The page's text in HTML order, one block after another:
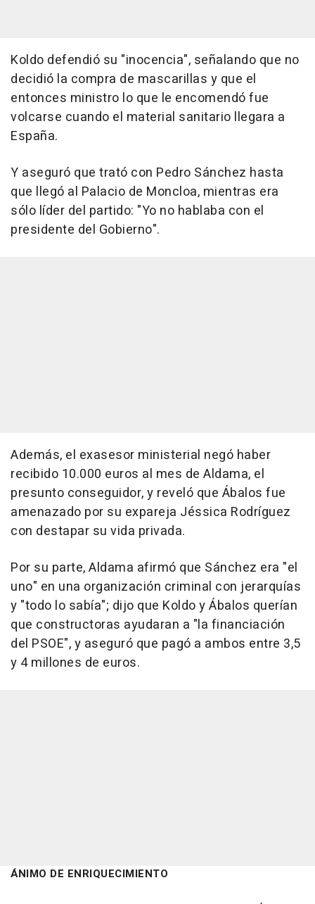
Koldo defendió su "inocencia", señalando que no
decidió la compra de mascarillas y que el
entonces ministro lo que le encomendó fue
volcarse cuando el material sanitario llegara a
España.
Y aseguró que trató con Pedro Sánchez hasta
que llegó al Palacio de Moncloa, mientras era
sólo líder del partido: "Yo no hablaba con el
presidente del Gobierno".
Además, el exasesor ministerial negó haber
recibido 10.000 euros al mes de Aldama, el
presunto conseguidor, y reveló que Ábalos fue
amenazado por su expareja Jéssica Rodríguez
con destapar su vida privada.
Por su parte, Aldama afirmó que Sánchez era "el
uno" en una organización criminal con jerarquías
y "todo lo sabía"; dijo que Koldo y Ábalos querían
que constructoras ayudaran a "la financiación
del PSOE", y aseguró que pagó a ambos entre 3,5
y 4 millones de euros.
ÁNIMO DE ENRIQUECIMIENTO